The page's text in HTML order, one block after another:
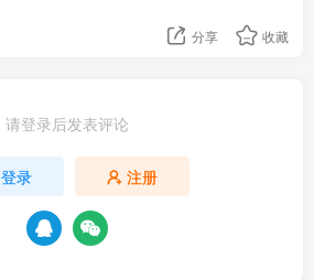
分享 收藏
请登录后发表评论
登录 注册